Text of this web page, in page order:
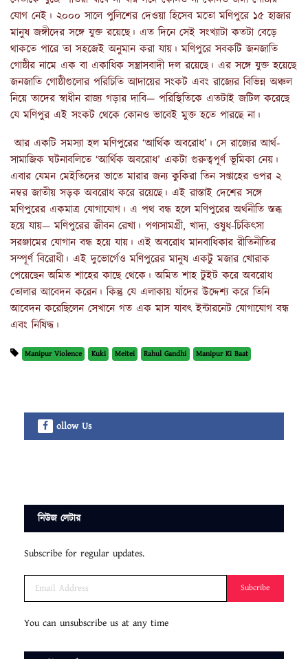
যোগ নেই। ২০০০ সালে পুলিশের দেওয়া হিসেব মতো মণিপুরে ১৫ হাজার
মানুষ জঙ্গীদের সঙ্গে যুক্ত রয়েছে। এত দিনে সেই সংখ্যাটা কতটা বেড়ে
থাকতে পারে তা সহজেই অনুমান করা যায়। মণিপুরে সবকটি জনজাতি
গোষ্ঠীর নামে এক বা একাধিক সন্ত্রাসবাদী দল রয়েছে। এর সঙ্গে যুক্ত হয়েছে
জনজাতি গোষ্ঠীগুলোর পরিচিতি আদায়ের সংকট এবং রাজ্যের বিভিন্ন অঞ্চল
নিয়ে তাদের স্বাধীন রাজ্য গড়ার দাবি— পরিস্থিতিকে এতটাই জটিল করেছে
যে মণিপুর এই সংকট থেকে কোনও ভাবেই মুক্ত হতে পারছে না।
আর একটি সমস্যা হল মণিপুরের ‘আর্থিক অবরোধ’। সে রাজ্যের আর্থ-
সামাজিক ঘটনাবলিতে ‘আর্থিক অবরোধ’ একটা গুরুত্বপূর্ণ ভূমিকা নেয়।
এবার যেমন মেইতিদের ভাতে মারার জন্য কুকিরা তিন সপ্তাহের ওপর ২
নম্বর জাতীয় সড়ক অবরোধ করে রয়েছে। এই রাস্তাই দেশের সঙ্গে
মণিপুরের একমাত্র যোগাযোগ। এ পথ বন্ধ হলে মণিপুরের অর্থনীতি স্তব্ধ
হয়ে যায়— মণিপুরের জীবন রেখা। পণ্যসামগ্রী, খাদ্য, ওষুধ-চিকিৎসা
সরঞ্জামের যোগান বন্ধ হয়ে যায়। এই অবরোধ মানবাধিকার রীতিনীতির
সম্পূর্ণ বিরোধী। এই দুভোর্গেও মণিপুরের মানুষ একটু মজার খোরাক
পেয়েছেন অমিত শাহের কাছে থেকে। অমিত শাহ টুইট করে অবরোধ
তোলার আবেদন করেন। কিন্তু যে এলাকায় যাঁদের উদ্দেশ্য করে তিনি
আবেদন করেছিলেন সেখানে গত এক মাস যাবৎ ইন্টারনেট যোগাযোগ বন্ধ
এবং নিষিদ্ধ।
Manipur Violence Kuki Meitei Rahul Gandhi Manipur Ki Baat
ollow Us
নিউজ লেটার
Subscribe for regular updates.
Subcribe
You can unsubscribe us at any time